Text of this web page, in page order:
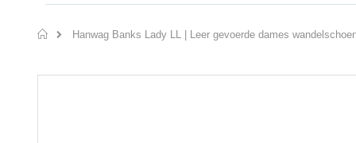
Home
Hanwag Banks Lady LL | Leer gevoerde dames